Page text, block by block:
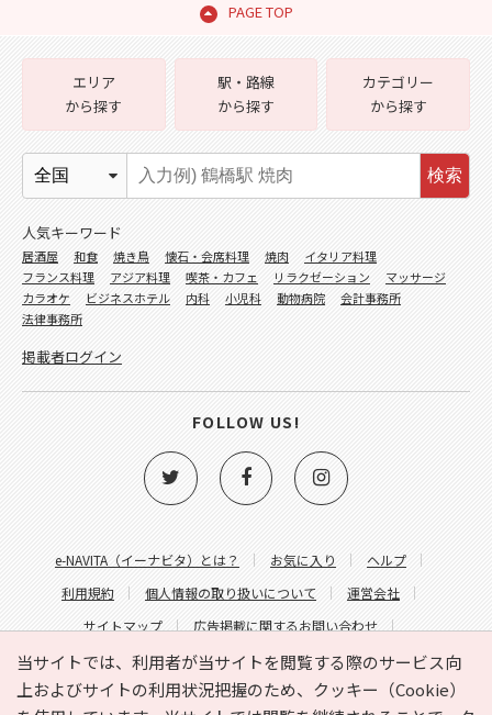
PAGE TOP
当サイトでは、利用者が当サイトを閲覧する際のサービス向
上およびサイトの利用状況把握のため、クッキー（Cookie）
e-NAVITA（イーナビタ）とは？ お気に入り
ヘルプ
利用規約
個人情報の取り扱いについて
運営会社
サイトマップ
広告掲載に関するお問い合わせ
サイトの内容に関するお問い合わせ
エリア
から探す
駅・路線
から探す
カテゴリー
から探す
検索
人気キーワード
居酒屋 和食 焼き鳥 懐石・会席料理 焼肉
イタリア料理
フランス料理
アジア料理 喫茶・カフェ リラクゼーション
マッサージ
カラオケ
ビジネスホテル 内科 小児科 動物病院
会計事務所
法律事務所
掲載者ログイン
FOLLOW US!